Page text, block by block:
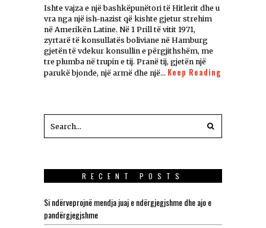
Ishte vajza e një bashkëpunëtori të Hitlerit dhe u
vra nga një ish-nazist që kishte gjetur strehim
në Amerikën Latine. Në 1 Prill të vitit 1971,
zyrtarë të konsullatës boliviane në Hamburg
gjetën të vdekur konsullin e përgjithshëm, me
tre plumba në trupin e tij. Pranë tij, gjetën një
parukë bjonde, një armë dhe një… Keep Reading
RECENT POSTS
Si ndërveprojnë mendja juaj e ndërgjegjshme dhe ajo e
pandërgjegjshme